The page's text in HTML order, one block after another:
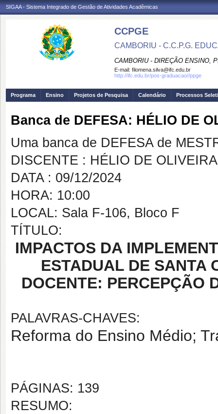
SIGAA - Sistema Integrado de Gestão de Atividades Acadêmicas
CCPGE
CAMBORIU - C.C.P.G.
CAMBORIU - DIREÇÃO ENSINO,
E-mail: filomena.silva@ifc.edu.br
http://ifc.edu.br/pos-graduacao//ppge
Programa Ensino Projetos de Pesquisa Calendário Processos
Banca de DEFESA: HÉLIO DE
Uma banca de DEFESA de
DISCENTE : HÉLIO DE
DATA : 09/12/2024
HORA: 10:00
LOCAL: Sala F-106, Bloco F
TÍTULO:
IMPACTOS DA
ESTADUAL DE SANTA
DOCENTE: PERCEPÇÃO
PALAVRAS-CHAVES:
Reforma do Ensino Médio;
PÁGINAS: 139
RESUMO: